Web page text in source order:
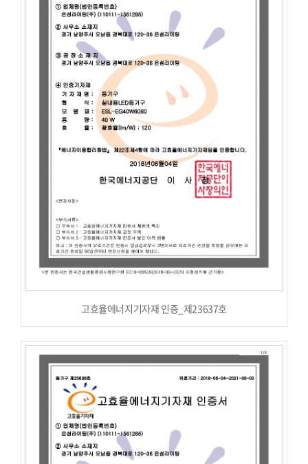
고효율에너지기자재 인증_제23637호